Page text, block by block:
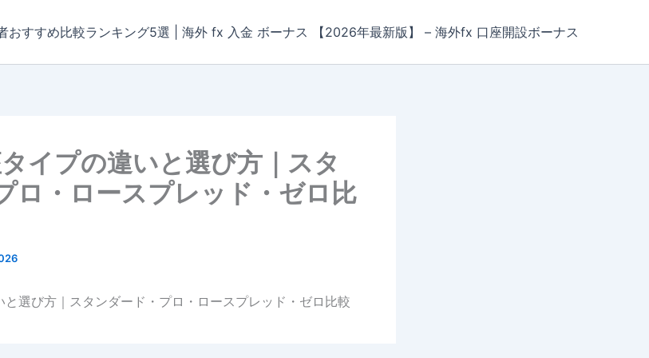
おすすめ比較ランキング5選 | 海外 fx 入金 ボーナス 【2026年最新版】 – 海外fx 口座開設ボーナス
イプの違いと選び方｜スタ
ロ・ロースプレッド・ゼロ比
選び方｜スタンダード・プロ・ロースプレッド・ゼロ比較